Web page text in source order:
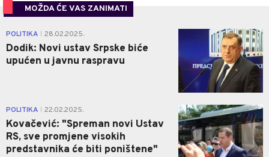
MOŽDA ĆE VAS ZANIMATI
POLITIKA 28.02.2025.
Dodik: Novi ustav Srpske biće
upućen u javnu raspravu
3
POLITIKA 22.02.2025.
Kovačević: "Spreman novi Ustav
RS, sve promjene visokih
predstavnika će biti poništene"
2